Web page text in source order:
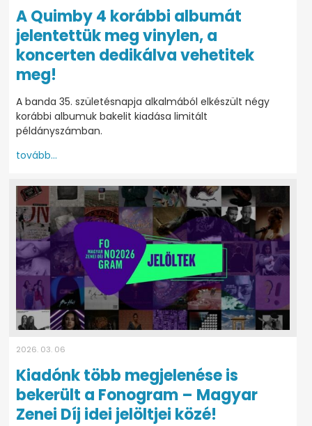
A Quimby 4 korábbi albumát
jelentettük meg vinylen, a
koncerten dedikálva vehetitek
meg!
A banda 35. születésnapja alkalmából elkészült négy
korábbi albumuk bakelit kiadása limitált
példányszámban.
tovább...
2026. 03. 06
Kiadónk több megjelenése is
bekerült a Fonogram – Magyar
Zenei Díj idei jelöltjei közé!